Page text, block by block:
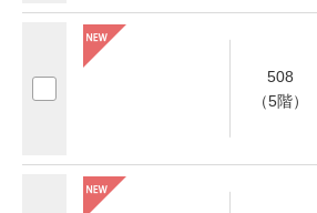
508
（5階）